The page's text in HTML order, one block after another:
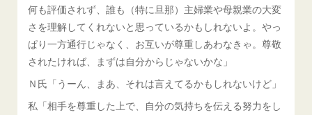
何も評価されず、誰も（特に旦那）主婦業や母親業の大変
さを理解してくれないと思っているかもしれないよ。やっ
ぱり一方通行じゃなく、お互いが尊重しあわなきゃ。尊敬
されたければ、まずは自分からじゃないかな」
Ｎ氏「うーん、まあ、それは言えてるかもしれないけど」
私「相手を尊重した上で、自分の気持ちを伝える努力をし